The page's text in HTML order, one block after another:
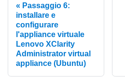
Passaggio 6:
installare e
configurare
l'appliance virtuale
Lenovo XClarity
Administrator virtual
appliance (Ubuntu)